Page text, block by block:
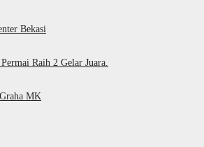
Bekasi
Raih 2 Gelar Juara.
MK